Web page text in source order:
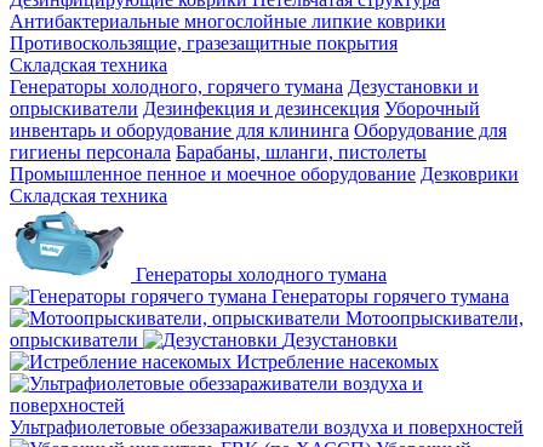
Антибактериальные многослойные липкие коврики
Противоскользящие, гразезащитные покрытия
Складская техника
Генераторы холодного, горячего тумана Дезустановки и
опрыскиватели Дезинфекция и дезинсекция Уборочный
инвентарь и оборудование для клининга Оборудование для
гигиены персонала Барабаны, шланги, пистолеты
Промышленное пенное и моечное оборудование Дезковрики
Складская техника
Генераторы холодного тумана
Генераторы горячего тумана
Мотоопрыскиватели,
опрыскиватели
Дезустановки
Истребление насекомых
Ультрафиолетовые обеззараживатели воздуха и поверхностей